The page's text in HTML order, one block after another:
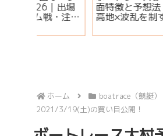
面特徴と予想法｜淡水×
高地×波乱を制すコツ
ホーム boatrace（競艇）
2021/3/19(土)の買い目公開！